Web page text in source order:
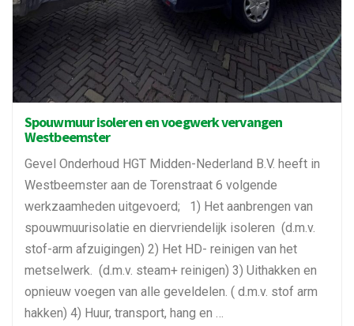
Spouwmuur isoleren en voegwerk vervangen
Westbeemster
Gevel Onderhoud HGT Midden-Nederland B.V. heeft in
Westbeemster aan de Torenstraat 6 volgende
werkzaamheden uitgevoerd; 1) Het aanbrengen van
spouwmuurisolatie en diervriendelijk isoleren (d.m.v.
stof-arm afzuigingen) 2) Het HD- reinigen van het
metselwerk. (d.m.v. steam+ reinigen) 3) Uithakken en
opnieuw voegen van alle geveldelen. ( d.m.v. stof arm
hakken) 4) Huur, transport, hang en …